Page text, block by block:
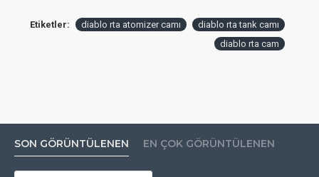
Etiketler: diablo rta atomizer camı
diablo rta tank camı
diablo rta cam
SON GÖRÜNTÜLENEN EN ÇOK GÖRÜNTÜLENEN